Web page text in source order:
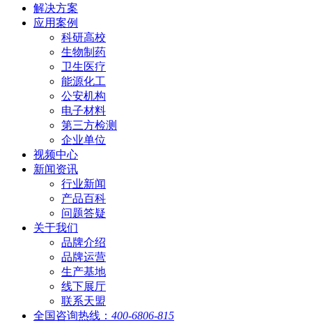
解决方案
应用案例
科研高校
生物制药
卫生医疗
能源化工
公安机构
电子材料
第三方检测
企业单位
视频中心
新闻资讯
行业新闻
产品百科
问题答疑
关于我们
品牌介绍
品牌运营
生产基地
线下展厅
联系天盟
全国咨询热线： 400-6806-815